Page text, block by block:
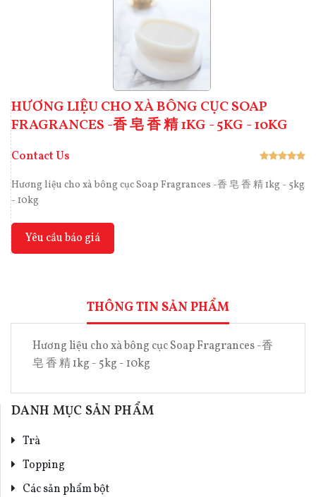
HƯƠNG LIỆU CHO XÀ BÔNG CỤC SOAP
FRAGRANCES -香 皂 香 精 1KG - 5KG - 10KG
Contact Us
Hương liệu cho xà bông cục Soap Fragrances -香 皂 香 精 1kg - 5kg
- 10kg
Yêu cầu báo giá
THÔNG TIN SẢN PHẨM
Hương liệu cho xà bông cục Soap Fragrances -香
皂 香 精 1kg - 5kg - 10kg
DANH MỤC SẢN PHẨM
Trà
Topping
Các sản phẩm bột